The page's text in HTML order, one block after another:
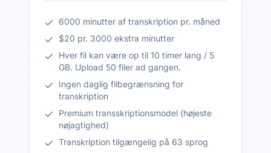
6000 minutter af transkription pr. måned
$20 pr. 3000 ekstra minutter
Hver fil kan være op til 10 timer lang / 5
GB. Upload 50 filer ad gangen.
Ingen daglig filbegrænsning for
transkription
Premium transskriptionsmodel (højeste
nøjagtighed)
Transkription tilgængelig på 63 sprog